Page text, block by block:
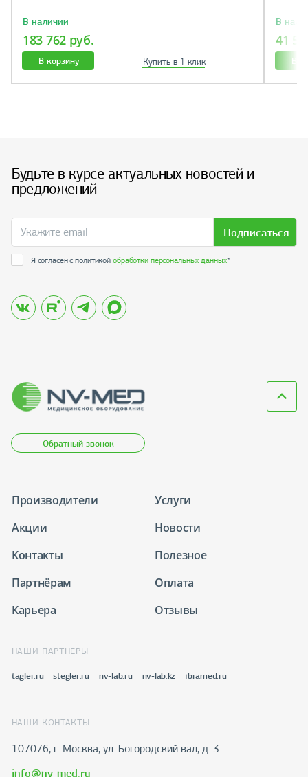
В наличии
183 762 руб.
В корзину Купить в 1 клик
В
41
В
Будьте в курсе актуальных новостей и
предложений
Подписаться
Я согласен с политикойобработки персональных данных*
Обратный звонок
Производители
Услуги
Акции
Новости
Контакты
Полезное
Партнёрам
Оплата
Карьера
Отзывы
НАШИ ПАРТНЕРЫ
tagler.ru stegler.ru nv-lab.ru nv-lab.kz ibramed.ru
НАШИ КОНТАКТЫ
107076, г. Москва, ул. Богородский вал, д. 3
info@nv-med.ru